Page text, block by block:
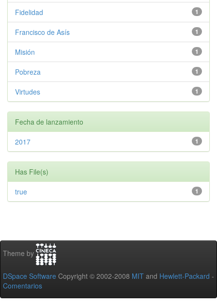
1
Fidelidad
1
Francisco de Asís
1
Misión
1
Pobreza
1
Virtudes
Fecha de lanzamiento
1
2017
Has File(s)
1
true
Theme by
DSpace Software Copyright © 2002-2008 MIT and Hewlett-Packard -
Comentarios